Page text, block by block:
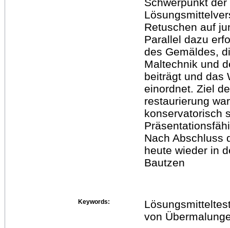
Retuschen auf
Parallel dazu
des Gemäldes,
Maltechnik und
beiträgt und das
einordnet. Ziel
restaurierung
konservatorisch
Nach Abschluss
heute wieder in
Bautzen
Keywords:
von